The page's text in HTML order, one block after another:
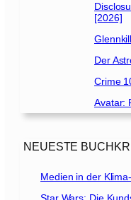
[2026]
Der
Crime
Avatar:
NEUESTE
Medien in der
Star Wars: Die